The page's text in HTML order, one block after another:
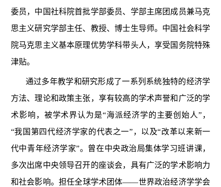
委员，中国社科院首批学部委员、学部主席团成员兼马克
思主义研究学部主任、教授、博士生导师。中国社会科学
院马克思主义基本原理优势学科带头人，享受国务院特殊
津贴。
通过多年教学和研究形成了一系列系统独特的经济学
方法、理论和政策主张，享有较高的学术声誉和广泛的学
术影响，被学术界认为是“海派经济学的主要创始人”，
“我国第四代经济学家的代表之一”，以及“改革以来新一
代中青年经济学家”。曾在中央政治局集体学习班讲课，
多次出席中央领导召开的座谈会，具有广泛的学术影响力
和社会影响。担任全球学术团体——世界政治经济学学会